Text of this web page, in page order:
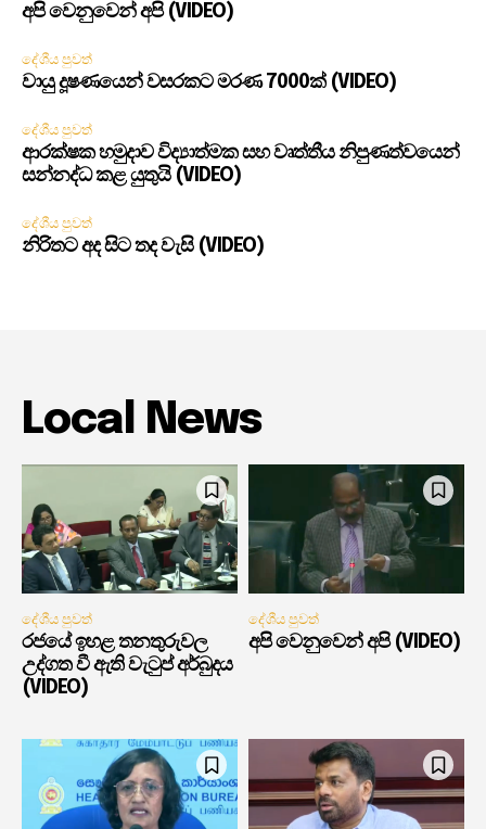
අපි වෙනුවෙන් අපි (VIDEO)
දේශීය පුවත්
වායු දූෂණයෙන් වසරකට මරණ 7000ක් (VIDEO)
දේශීය පුවත්
ආරක්ෂක හමුදාව විද්‍යාත්මක සහ වෘත්තීය නිපුණත්වයෙන්
සන්නද්ධ කළ යුතුයි (VIDEO)
දේශීය පුවත්
නිරිතට අද සිට තද වැසි (VIDEO)
Local News
දේශීය පුවත්
රජයේ ඉහළ තනතුරුවල
උද්ගත වී ඇති වැටුප් අර්බුදය
(VIDEO)
දේශීය පුවත්
අපි වෙනුවෙන් අපි (VIDEO)